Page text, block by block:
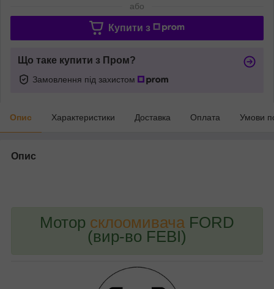
або
Купити з
Що таке купити з Пром?
Замовлення під захистом
Опис Характеристики Доставка Оплата Умови
Опис
Мотор склоомивача FORD
(вир-во FEBI)